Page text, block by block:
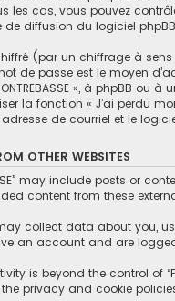
les cas, vous pouvez
diffusion du logiciel
(par un chiffrage à
de passe est le moyen
CONTREBASSE », à phpBB
la fonction « J’ai perdu
de courriel et le
OTHER WEBSITES
may include posts
content from these
collect data about you,
an account and are
is beyond the control of
privacy and cookie